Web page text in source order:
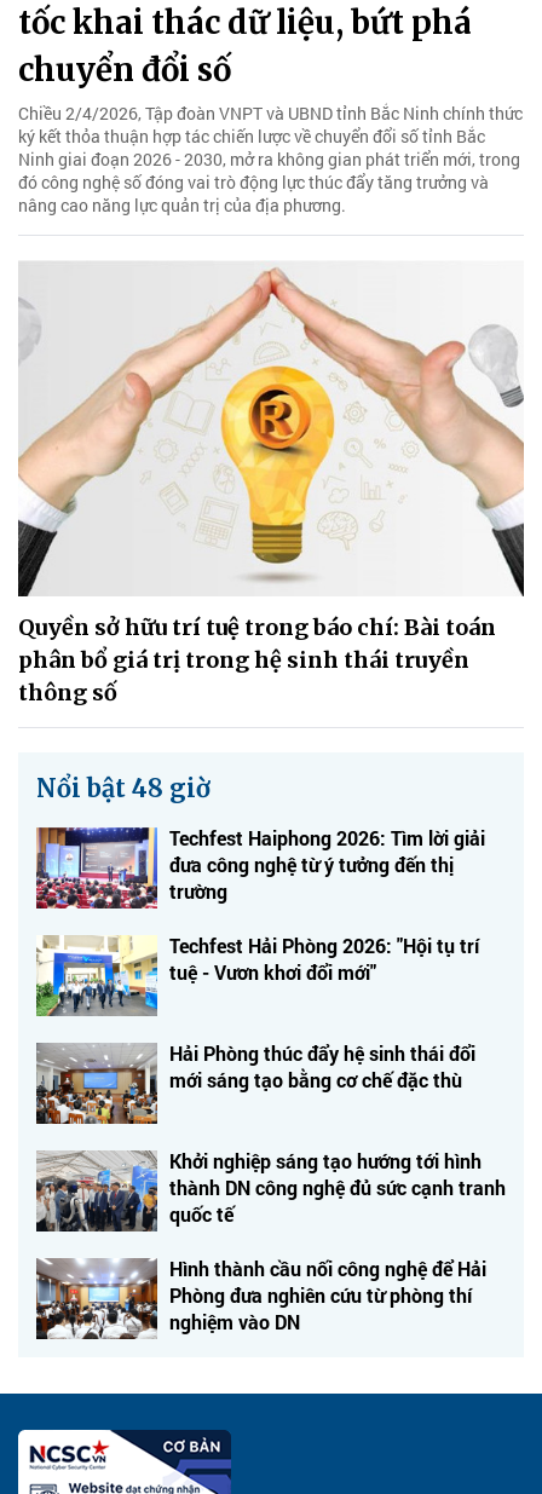
tốc khai thác dữ liệu, bứt phá
chuyển đổi số
Chiều 2/4/2026, Tập đoàn VNPT và UBND tỉnh Bắc Ninh chính thức
ký kết thỏa thuận hợp tác chiến lược về chuyển đổi số tỉnh Bắc
Ninh giai đoạn 2026 - 2030, mở ra không gian phát triển mới, trong
đó công nghệ số đóng vai trò động lực thúc đẩy tăng trưởng và
nâng cao năng lực quản trị của địa phương.
Quyền sở hữu trí tuệ trong báo chí: Bài toán
phân bổ giá trị trong hệ sinh thái truyền
thông số
Nổi bật 48 giờ
Techfest Haiphong 2026: Tìm lời giải
đưa công nghệ từ ý tưởng đến thị
trường
Techfest Hải Phòng 2026: "Hội tụ trí
tuệ - Vươn khơi đổi mới"
Hải Phòng thúc đẩy hệ sinh thái đổi
mới sáng tạo bằng cơ chế đặc thù
Khởi nghiệp sáng tạo hướng tới hình
thành DN công nghệ đủ sức cạnh tranh
quốc tế
Hình thành cầu nối công nghệ để Hải
Phòng đưa nghiên cứu từ phòng thí
nghiệm vào DN